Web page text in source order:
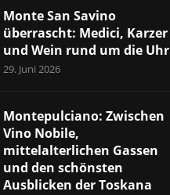
Monte San Savino
überrascht: Medici, Karzer
und Wein rund um die Uhr
29. Juni 2026
Montepulciano: Zwischen
Vino Nobile,
mittelalterlichen Gassen
und den schönsten
Ausblicken der Toskana